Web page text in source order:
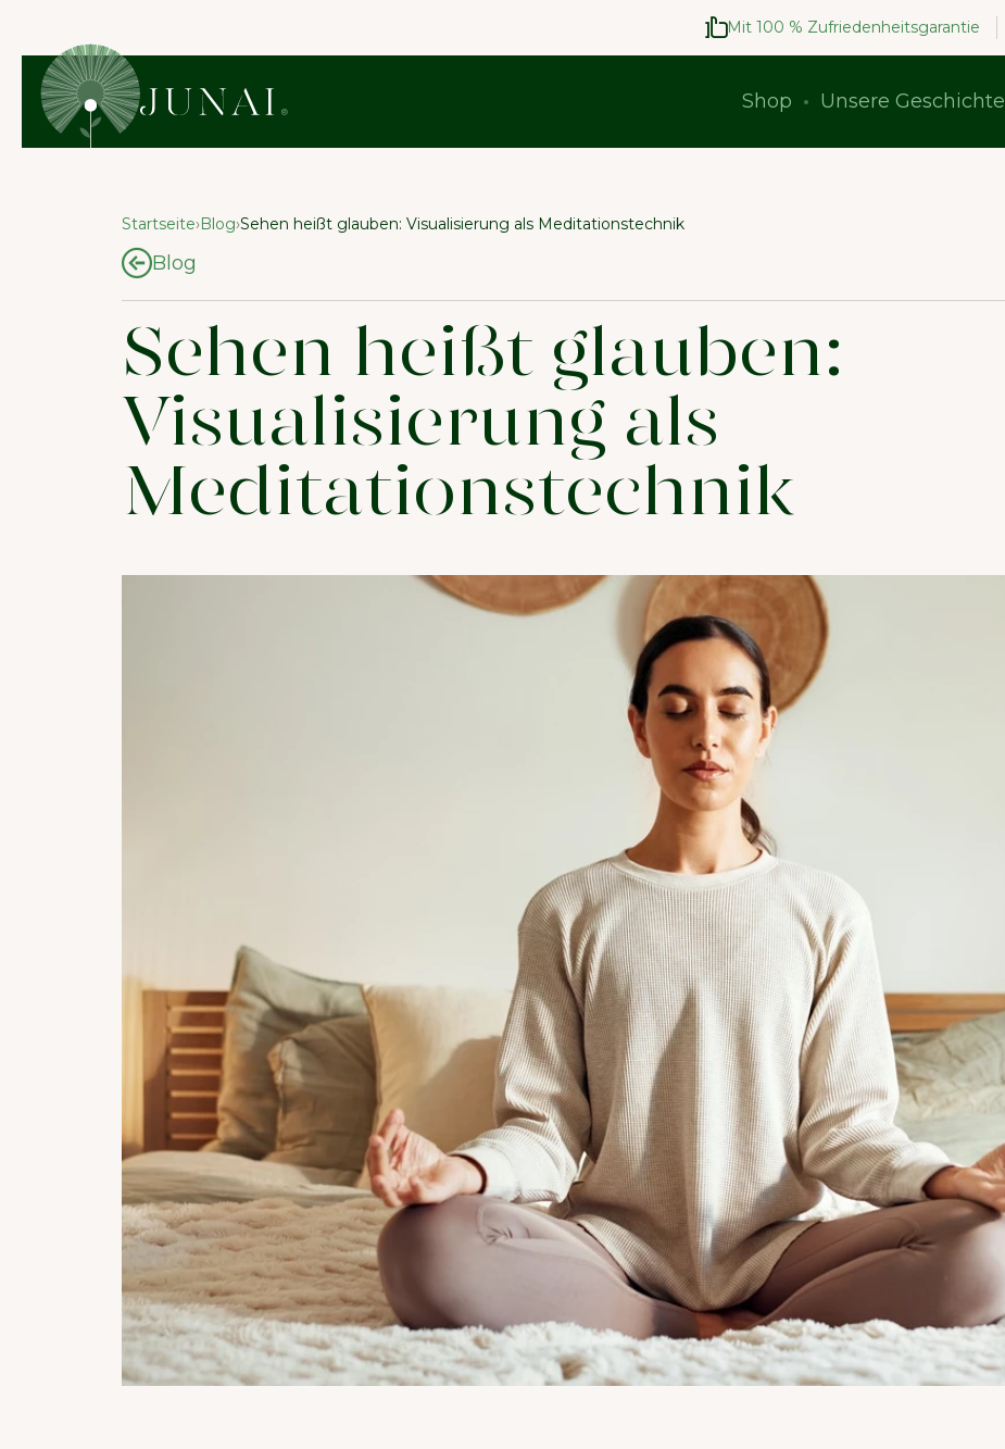
Mit 100 % Zufriedenheitsgarantie
Shop Unsere Geschichte
Startseite›Blog›Sehen heißt glauben: Visualisierung als Meditationstechnik
Blog
Sehen heißt glauben:
Visualisierung als
Meditationstechnik